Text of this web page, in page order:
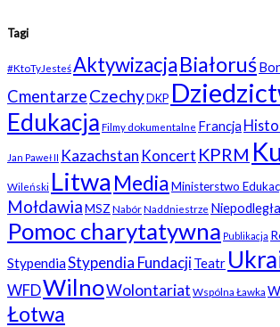
Tagi
#KtoTyJesteśAktywizacjaBiałoruś
CmentarzeCzechyDKP
Edukacja Filmy dokumentalne Francja
Jan Paweł II Kazachstan Koncert KPRM
Wileński Litwa MediaMinisterstwo
MołdawiaMSZ NabórNaddniestrze Niepodległa
Pomoc charytatywna Publikacja
StypendiaStypendia FundacjiTeatr
WFDWilnoWolontariat Wspólna Ławka
Łotwa